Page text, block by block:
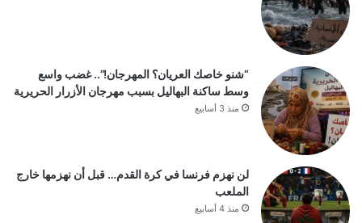
“شنو خاصك العريان؟ المهرجان!”.. غضب واسع
وسط ساكنة البهاليل بسبب مهرجان الأزرار الحريرية
منذ 3 أسابيع
لن نهزم فرنسا في كرة القدم… قبل أن نهزمها خارج
الملعب
منذ 4 أسابيع